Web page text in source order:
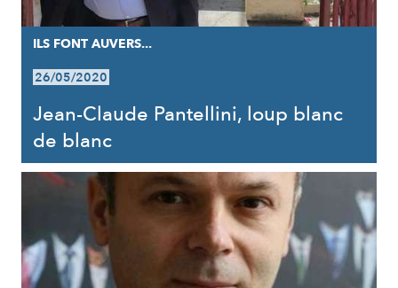
ILS FONT AUVERS...
26/05/2020
Jean-Claude Pantellini, loup blanc
de blanc